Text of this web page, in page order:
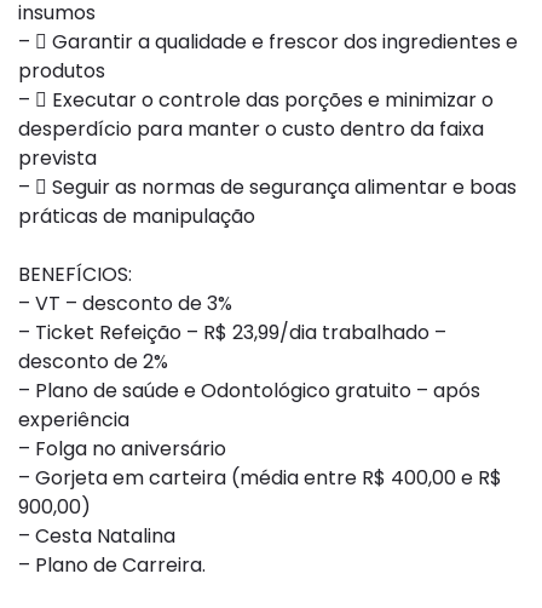
insumos
–  Garantir a qualidade e frescor dos ingredientes e
produtos
–  Executar o controle das porções e minimizar o
desperdício para manter o custo dentro da faixa
prevista
–  Seguir as normas de segurança alimentar e boas
práticas de manipulação
BENEFÍCIOS:
– VT – desconto de 3%
– Ticket Refeição – R$ 23,99/dia trabalhado –
desconto de 2%
– Plano de saúde e Odontológico gratuito – após
experiência
– Folga no aniversário
– Gorjeta em carteira (média entre R$ 400,00 e R$
900,00)
– Cesta Natalina
– Plano de Carreira.